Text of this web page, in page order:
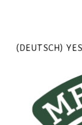
(DEUTSCH)